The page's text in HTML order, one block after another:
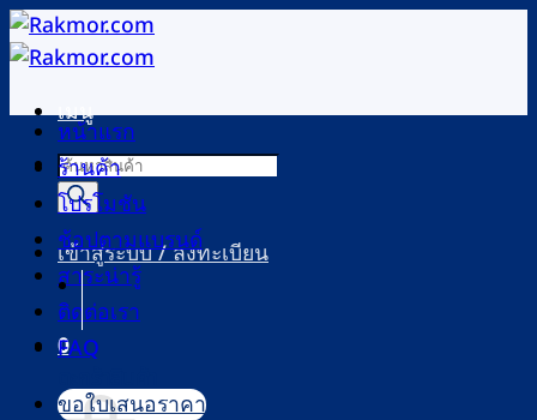
ข้าม
ไป
เนื้อหาเมนู
Products
search
เข้าสู่ระบบ / ลงทะเบียน
0
หน้าแรก
ร้านค้า
โปรโมชัน
ช้อปตามแบรนด์
สาระน่ารู้
ติดต่อเรา
FAQ
ขอใบเสนอราคา